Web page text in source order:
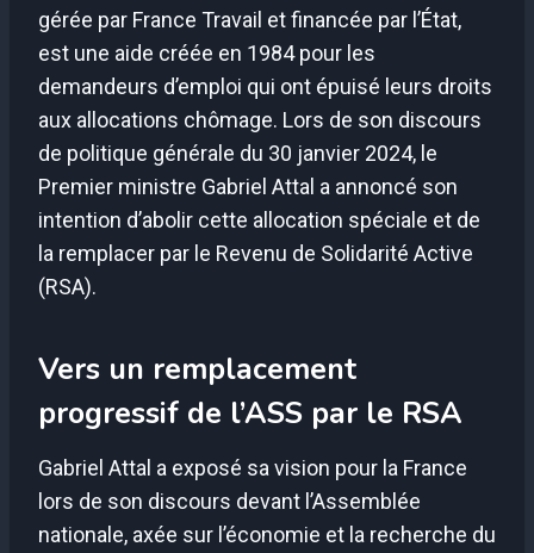
gérée par France Travail et financée par l’État,
est une aide créée en 1984 pour les
demandeurs d’emploi qui ont épuisé leurs droits
aux allocations chômage. Lors de son discours
de politique générale du 30 janvier 2024, le
Premier ministre Gabriel Attal a annoncé son
intention d’abolir cette allocation spéciale et de
la remplacer par le Revenu de Solidarité Active
(RSA).
Vers un remplacement
progressif de l’ASS par le RSA
Gabriel Attal a exposé sa vision pour la France
lors de son discours devant l’Assemblée
nationale, axée sur l’économie et la recherche du